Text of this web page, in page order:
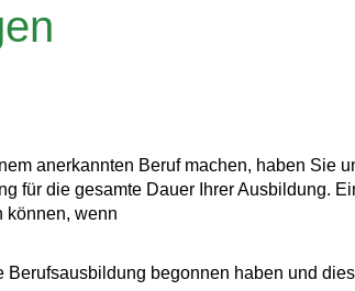
anerkannten Beruf machen, haben Sie
für die gesamte Dauer Ihrer Ausbildung.
können, wenn
begonnen haben und